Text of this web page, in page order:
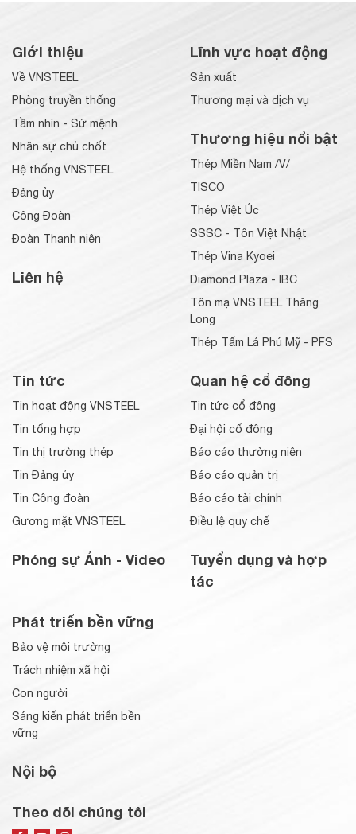
Giới thiệu
Về VNSTEEL
Phòng truyền thống
Tầm nhìn - Sứ mệnh
Nhân sự chủ chốt
Hệ thống VNSTEEL
Đảng ủy
Công Đoàn
Đoàn Thanh niên
Liên hệ
Lĩnh vực hoạt động
Sản xuất
Thương mại và dịch vụ
Thương hiệu nổi bật
Thép Miền Nam /V/
TISCO
Thép Việt Úc
SSSC - Tôn Việt Nhật
Thép Vina Kyoei
Diamond Plaza - IBC
Tôn mạ VNSTEEL Thăng
Long
Thép Tấm Lá Phú Mỹ - PFS
Tin tức
Tin hoạt động VNSTEEL
Tin tổng hợp
Tin thị trường thép
Tin Đảng ủy
Tin Công đoàn
Gương mặt VNSTEEL
Phóng sự Ảnh - Video
Quan hệ cổ đông
Tin tức cổ đông
Đại hội cổ đông
Báo cáo thường niên
Báo cáo quản trị
Báo cáo tài chính
Điều lệ quy chế
Tuyển dụng và hợp
tác
Phát triển bền vững
Bảo vệ môi trường
Trách nhiệm xã hội
Con người
Sáng kiến phát triển bền
vững
Nội bộ
Theo dõi chúng tôi